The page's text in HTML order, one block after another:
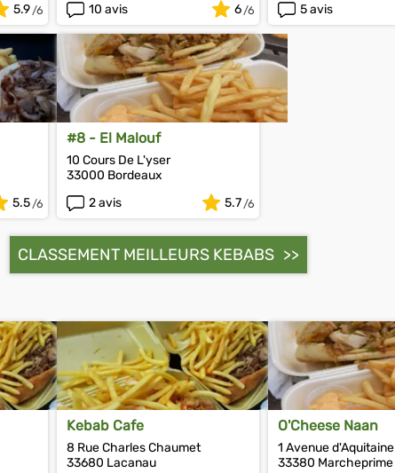
5.9
10 avis
6
5 avis
5.5
#8 - El Malouf
10 Cours De L'yser
33000 Bordeaux
2 avis
5.7
CLASSEMENT MEILLEURS KEBABS
Kebab Cafe
8 Rue Charles Chaumet
33680 Lacanau
O'Cheese Naan
1 Avenue d'Aquitaine
33380 Marcheprime